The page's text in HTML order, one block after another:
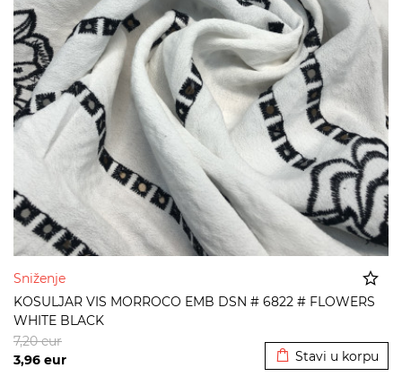
Sniženje
KOSULJAR VIS MORROCO EMB DSN # 6822 # FLOWERS
WHITE BLACK
3,96 eur
7,20eur
Stavi u korpu